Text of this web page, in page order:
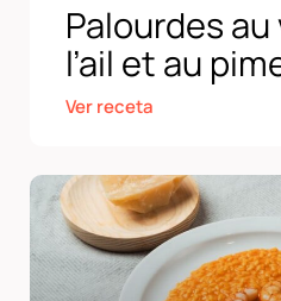
Palourdes
l’ail et au
Ver receta